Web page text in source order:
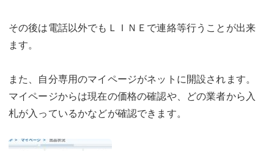
その後は電話以外でもＬＩＮＥで連絡等行うことが出来
ます。
また、自分専用のマイページがネットに開設されます。
マイページからは現在の価格の確認や、どの業者から入
札が入っているかなどが確認できます。